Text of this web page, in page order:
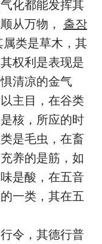
化都能发挥其
从万物， 출장
类是草木，其
权利是表现是
清凉的金气
主目，在谷类
核，所应的时
是毛虫，在畜
养的是筋，如
是酸，在五音
一类，其在五
令，其德行普